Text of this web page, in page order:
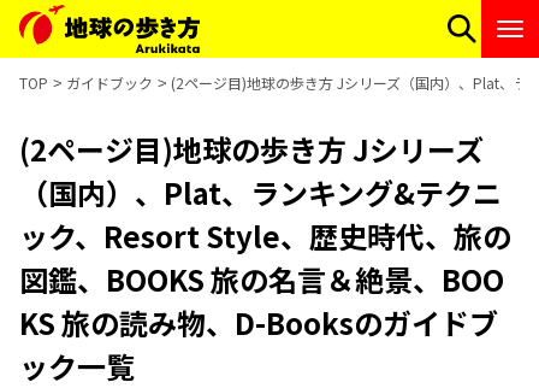
TOP ガイドブック (2ページ目)地球の歩き方 Jシリーズ（国内）、Plat、ラ
(2ページ目)地球の歩き方 Jシリーズ
（国内）、Plat、ランキング&テクニ
ック、Resort Style、歴史時代、旅の
図鑑、BOOKS 旅の名言＆絶景、BOO
KS 旅の読み物、D-Booksのガイドブ
ック一覧